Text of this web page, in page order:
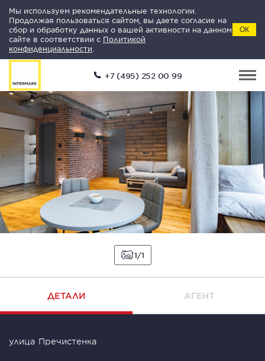
Мы используем рекомендательные технологии.
Продолжая пользоваться сайтом, вы даете согласие на
сбор и обработку данных о вашей активности на данном
сайте в соответствии с Политикой
конфиденциальности
ОК
+7 (495) 252 00 99
1 1
ДЕТАЛИ АГЕНТ
улица Пречистенка